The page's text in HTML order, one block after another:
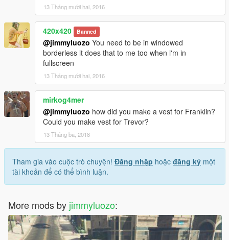
13 Tháng mười hai, 2016
420x420 Banned
@jimmyluozo You need to be in windowed
borderless it does that to me too when i'm in
fullscreen
13 Tháng mười hai, 2016
mirkog4mer
@jimmyluozo how did you make a vest for Franklin?
Could you make vest for Trevor?
13 Tháng ba, 2018
Tham gia vào cuộc trò chuyện! Đăng nhập hoặc đăng ký một
tài khoản để có thể bình luận.
More mods by jimmyluozo: